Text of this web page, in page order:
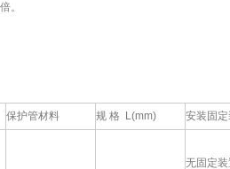
。
保护管材料 规 格 L(mm)
安装固
无固定